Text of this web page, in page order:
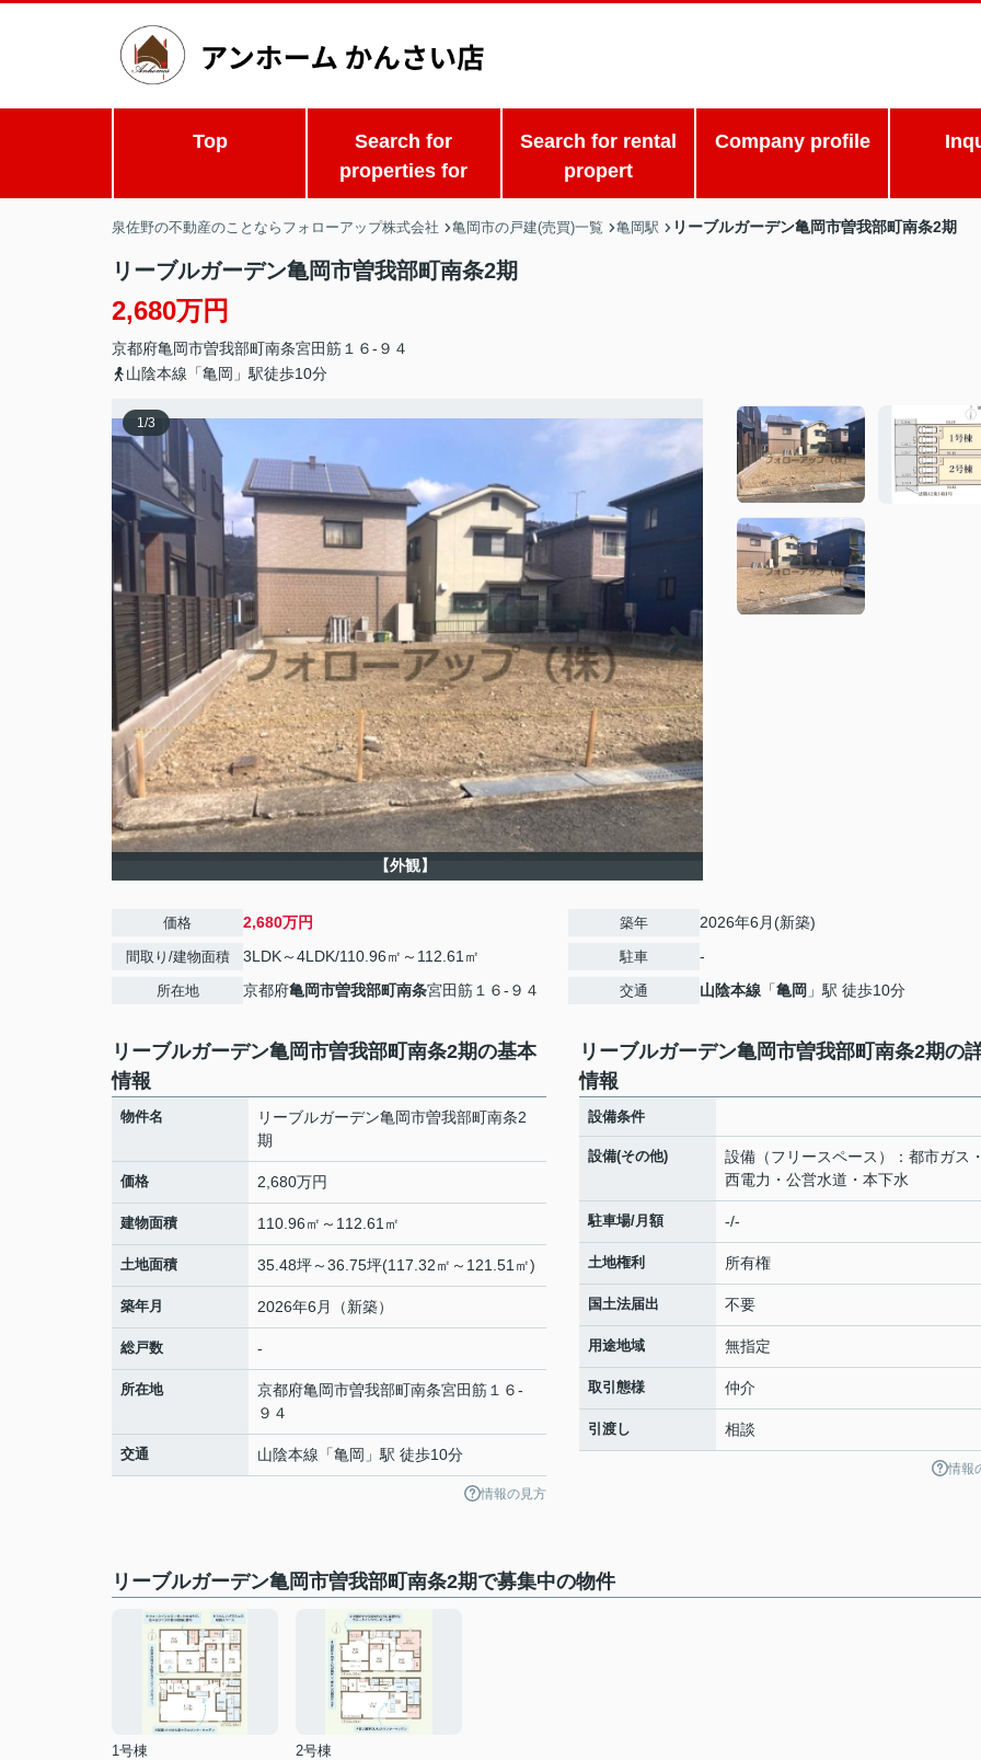
Top
Search for
properties for
Search for rental
propert
Company profile
泉佐野の不動産のことならフォローアップ株式会社 亀岡市の戸建(売買)一覧 亀岡駅 リーブルガーデン亀岡市曽我部町南条2期
リーブルガーデン亀岡市曽我部町南条2期
2,680万円
京都府亀岡市曽我部町南条宮田筋１６-９４
山陰本線「亀岡」駅徒歩10分
1/3
【外観】
価格 2,680万円
間取り/建物面積 3LDK～4LDK/110.96㎡～112.61㎡
所在地 京都府亀岡市曽我部町南条宮田筋１６-９４
築年 2026年6月(新築)
駐車 -
交通 山陰本線 「亀岡 」駅 徒歩10分
リーブルガーデン亀岡市曽我部町南条2期の基本
情報
物件名
リーブルガーデン亀岡市曽我部町南条2
期
価格 2,680万円
建物面積 110.96㎡～112.61㎡
土地面積 35.48坪～36.75坪(117.32㎡～121.51㎡)
築年月 2026年6月（新築）
総戸数 -
所在地 京都府亀岡市曽我部町南条宮田筋１６-
９４
交通 山陰本線 「亀岡 」駅 徒歩10分
情報の見方
リーブルガーデン亀岡市曽我部町南条2期の
情報
設備条件
設備(その他)
設備（フリースペース）：都市ガス
西電力・公営水道・本下水
駐車場/月額 -/-
土地権利 所有権
国土法届出 不要
用途地域 無指定
取引態様 仲介
引渡し 相談
情報
リーブルガーデン亀岡市曽我部町南条2期で募集中の物件
1号棟
2号棟